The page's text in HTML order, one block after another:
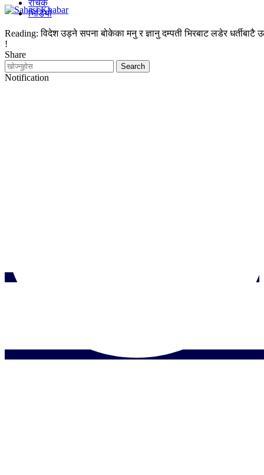
रोचक
भिडियो
Reading: विदेश उड्ने सपना बोकेका मनु र ज्ञानु दम्पती भिरबाट लडेर धर्तीबाटै
!
Share
Notification